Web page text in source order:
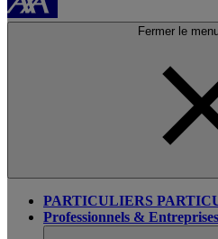
Fermer le
PARTICULIERS
Professionnels & Entreprises